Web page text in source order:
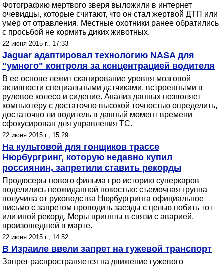
Фотографию мертвого зверя выложили в интернет
очевидцы, которые считают, что он стал жертвой ДТП или
умер от отравления. Местные охотники ранее обратились
с просьбой не кормить диких животных.
22 июня 2015 г., 17:33
Jaguar адаптировал технологию NASA для
"умного" контроля за концентрацией водителя
В ее основе лежит сканирование уровня мозговой
активности специальными датчиками, встроенными в
рулевое колесо и сидение. Анализ данных позволяет
компьютеру с достаточно высокой точностью определить,
достаточно ли водитель в данный момент времени
сфокусирован для управления ТС.
22 июня 2015 г., 15:29
На культовой для гонщиков трассе
Нюрбургринг, которую недавно купил
россиянин, запретили ставить рекорды
Продюсеры нового фильма про историю суперкаров
поделились неожиданной новостью: съемочная группа
получила от руководства Нюрбургринга официальное
письмо с запретом проводить заезды с целью побить тот
или иной рекорд. Меры приняты в связи с аварией,
произошедшей в марте.
22 июня 2015 г., 14:52
В Израиле ввели запрет на гужевой транспорт
Запрет распространяется на движение гужевого